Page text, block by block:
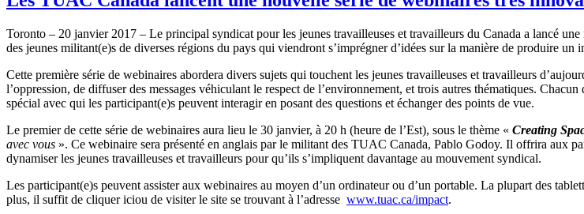
Toronto – 20 janvier 2017 – Le principal syndicat pour les jeunes travailleuses et travailleurs du Canada a lancé
des jeunes militant(e)s de diverses régions du pays qui viendront s’imprégner d’idées sur la manière de produire
Cette première série de webinaires abordera divers sujets qui touchent les jeunes travailleuses et travailleurs
l’oppression, de diffuser des messages véhiculant le respect de l’environnement, et trois autres thématiques.
spécial avec qui les participant(e)s peuvent interagir en posant des questions et échanger des points de vue.
Le premier de cette série de webinaires aura lieu le 30 janvier, à 20 h (heure de l’Est), sous le thème « Creating
avec vous ». Ce webinaire sera présenté en anglais par le militant des TUAC Canada, Pablo Godoy. Il offrira aux
dynamiser les jeunes travailleuses et travailleurs pour qu’ils s’impliquent davantage au mouvement syndical.
Les participant(e)s peuvent assister aux webinaires au moyen d’un ordinateur ou d’un portable. La plupart des
plus, il suffit de cliquer iciou de visiter le site se trouvant à l’adresse www.tuac.ca/impact.